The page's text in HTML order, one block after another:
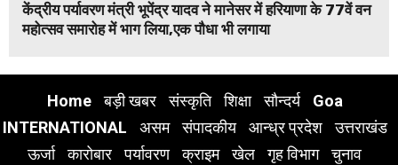
केंद्रीय पर्यावरण मंत्री भूपेंद्र यादव ने मानेसर में हरियाणा के 77वें वन
महोत्सव समारोह में भाग लिया,एक पौधा भी लगाया
Home बड़ी खबर संस्कृति शिक्षा सौन्दर्य
Goa
INTERNATIONAL
असम संपादकीय आन्ध्र प्रदेश
उत्तराखंड
ऊर्जा
कारोबार पर्यावरण क्राइम खेल गृह विभाग
चुनाव